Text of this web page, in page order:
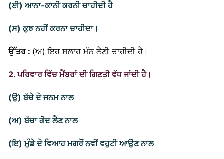
(ਈ) ਆਨਾ-ਕਾਨੀ ਕਰਨੀ ਚਾਹੀਦੀ ਹੈ
(ਸ) ਕੁਝ ਨਹੀਂ ਕਰਨਾ ਚਾਹੀਦਾ।
ਉੱਤਰ : (ਅ) ਇਹ ਸਲਾਹ ਮੰਨ ਲੈਣੀ ਚਾਹੀਦੀ ਹੈ।
2. ਪਰਿਵਾਰ ਵਿੱਚ ਮੈਂਬਰਾਂ ਦੀ ਗਿਣਤੀ ਵੱਧ ਜਾਂਦੀ ਹੈ।
(ਉ) ਬੱਚੇ ਦੇ ਜਨਮ ਨਾਲ
(ਅ) ਬੱਚਾ ਗੋਦ ਲੈਣ ਨਾਲ
(ਇ) ਮੁੰਡੇ ਦੇ ਵਿਆਹ ਮਗਰੋਂ ਨਵੀਂ ਵਹੁਟੀ ਆਉਣ ਨਾਲ